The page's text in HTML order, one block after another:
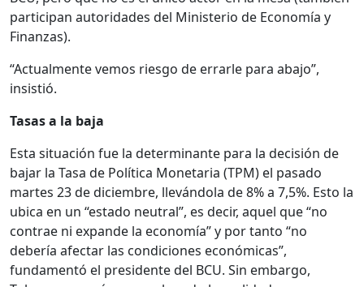
participan autoridades del Ministerio de Economía y
Finanzas).
“Actualmente vemos riesgo de errarle para abajo”,
insistió.
Tasas a la baja
Esta situación fue la determinante para la decisión de
bajar la Tasa de Política Monetaria (TPM) el pasado
martes 23 de diciembre, llevándola de 8% a 7,5%. Esto la
ubica en un “estado neutral”, es decir, aquel que “no
contrae ni expande la economía” y por tanto “no
debería afectar las condiciones económicas”,
fundamentó el presidente del BCU. Sin embargo,